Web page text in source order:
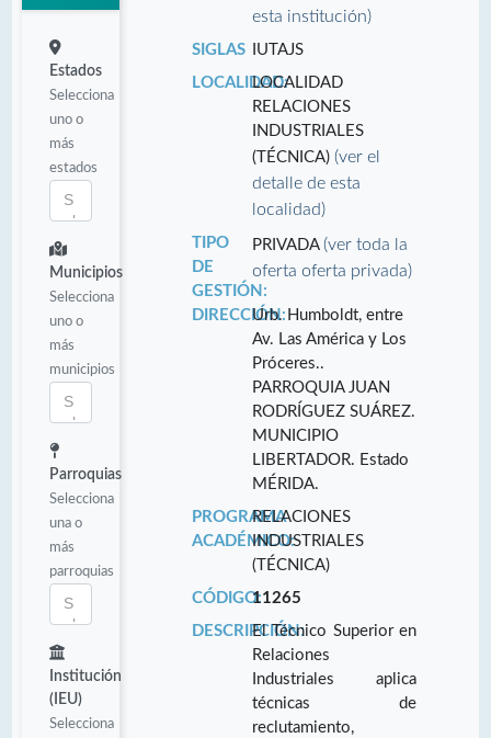
Estados
Selecciona
uno o
más
estados
Municipios
Selecciona
uno o
más
municipios
Parroquias
Selecciona
una o
más
parroquias
Institución
(IEU)
Selecciona
esta institución)
SIGLAS
IUTAJS
LOCALIDAD:LOCALIDAD
RELACIONES
INDUSTRIALES
(TÉCNICA)(ver el
detalle de esta
localidad)
TIPO
DE
GESTIÓN:
PRIVADA(ver toda la
oferta oferta privada)
DIRECCIÓN:Urb. Humboldt, entre
Av. Las América y Los
Próceres..
PARROQUIA JUAN
RODRÍGUEZ SUÁREZ.
MUNICIPIO
LIBERTADOR. Estado
MÉRIDA.
PROGRAMA
ACADÉMICO:
RELACIONES
INDUSTRIALES
(TÉCNICA)
CÓDIGO:11265
DESCRIPCIÓN:El Técnico Superior en
Relaciones
Industriales aplica
técnicas de
reclutamiento,